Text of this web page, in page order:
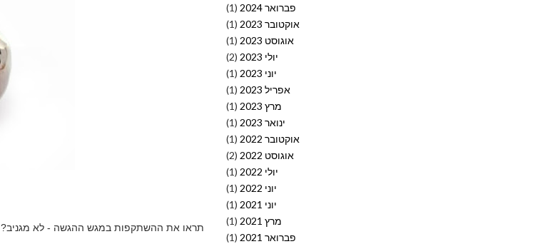
תראו את ההשתקפות במגש ההגשה - לא מגניב?
פברואר 2024
(1)
אוקטובר 2023
(1)
אוגוסט 2023
(1)
יולי 2023
(2)
יוני 2023
(1)
אפריל 2023
(1)
מרץ 2023
(1)
ינואר 2023
(1)
אוקטובר 2022
(1)
אוגוסט 2022
(2)
יולי 2022
(1)
יוני 2022
(1)
יוני 2021
(1)
מרץ 2021
(1)
פברואר 2021
(1)